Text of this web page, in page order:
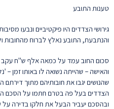
טענות התובע
גירושי הצדדים היו פיקטיביים ונבעו
והנתבעת, התובע נאלץ לברוח מהחובות
סכום החוב עמד על כמאה אלף ש"ח
והאישה – שהייתה נשואה לו באותו זמן
שהנושים יגבו את חובותיהם מתוך דירתם
הצדדים בעל פה בטרם חתמו על הסכם
ובהסכם יעביר הבעל את חלקו בדירה על